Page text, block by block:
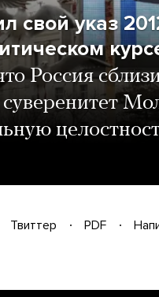
свой указ
Россия
суверенитет
Твиттер PDF